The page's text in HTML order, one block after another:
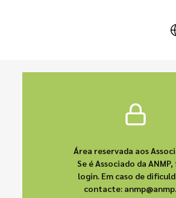
Área reservada aos
Se é Associado da
login. Em caso de
contacte: